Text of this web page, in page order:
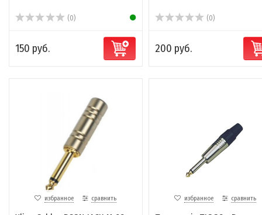
(0)
150 руб.
(0)
200 руб.
избранное сравнить избранное сравнить